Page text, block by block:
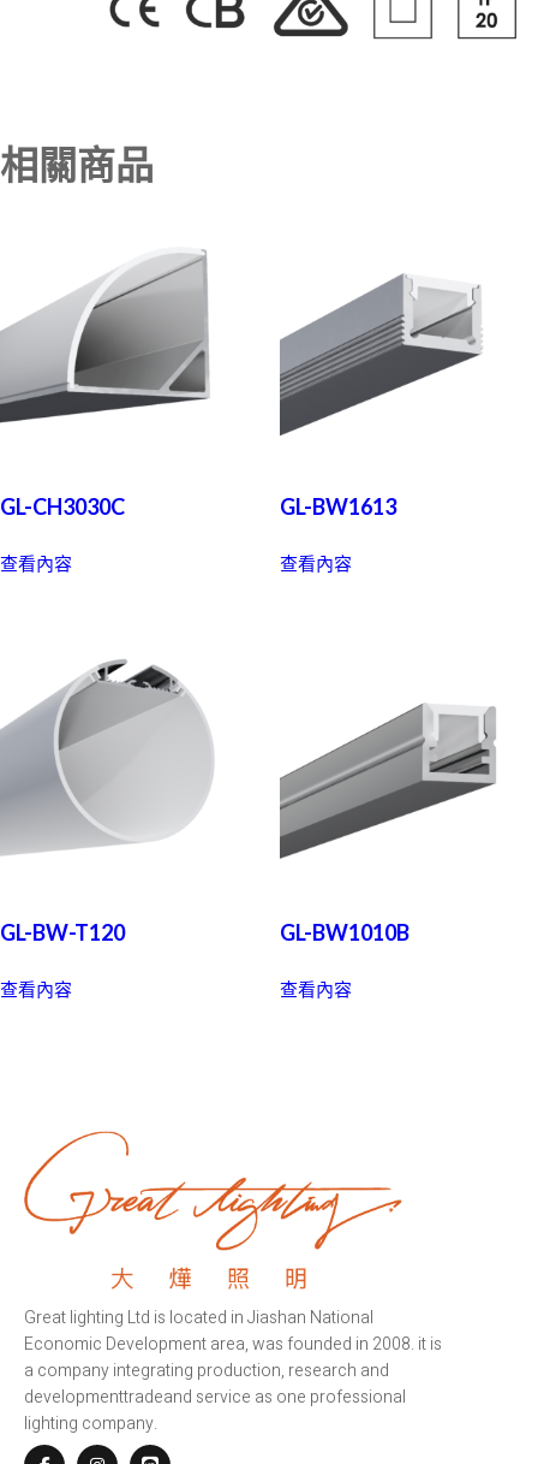
相關商品
GL-CH3030C
查看內容
GL-BW1613
查看內容
GL-BW-T120
查看內容
GL-BW1010B
查看內容
Great lighting Ltd is located in Jiashan National
Economic Development area, was founded in 2008. it is
a company integrating production, research and
developmenttradeand service as one professional
lighting company.